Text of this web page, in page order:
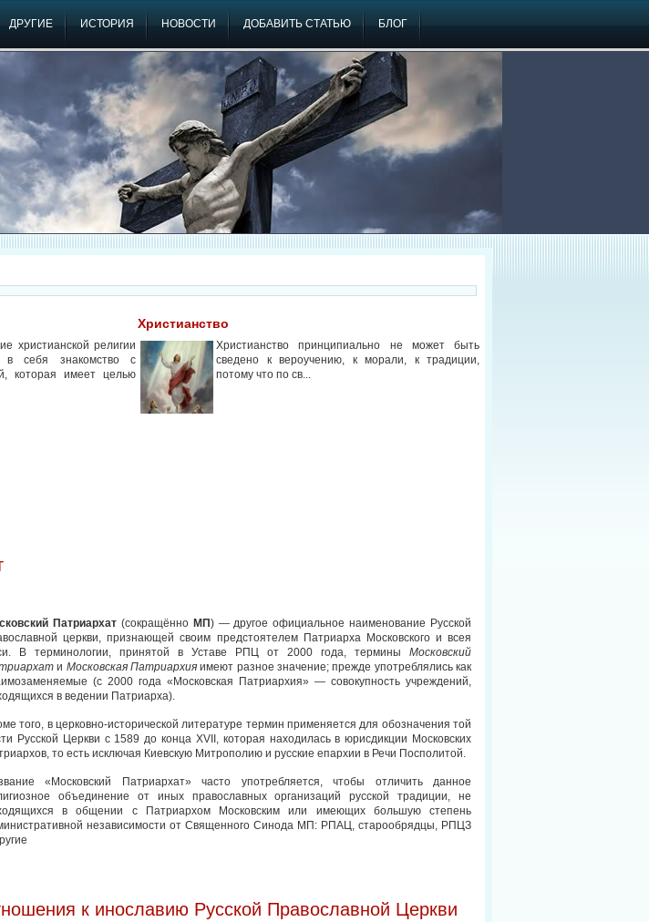
ДРУГИЕ ИСТОРИЯ НОВОСТИ ДОБАВИТЬ СТАТЬЮ БЛОГ
христианской религии
в себя знакомство с
которая имеет целью
Христианство
Христианство принципиально не может быть
сведено к вероучению, к морали, к традиции,
потому что по св...
Патриархат(сокращённо МП) — другое официальное наименование Русской
церкви, признающей своим предстоятелем Патриарха Московского и всея
В терминологии, принятой в Уставе РПЦ от 2000 года, термины Московский
и Московская Патриархия имеют разное значение; прежде употреблялись как
(с 2000 года «Московская Патриархия» — совокупность учреждений,
в ведении Патриарха).
того, в церковно-исторической литературе термин применяется для обозначения той
Русской Церкви с 1589 до конца XVII, которая находилась в юрисдикции Московских
то есть исключая Киевскую Митрополию и русские епархии в Речи Посполитой.
«Московский Патриархат» часто употребляется, чтобы отличить данное
объединение от иных православных организаций русской традиции, не
в общении с Патриархом Московским или имеющих большую степень
независимости от Священного Синода МП: РПАЦ, старообрядцы, РПЦЗ
к инославию Русской Православной Церкви